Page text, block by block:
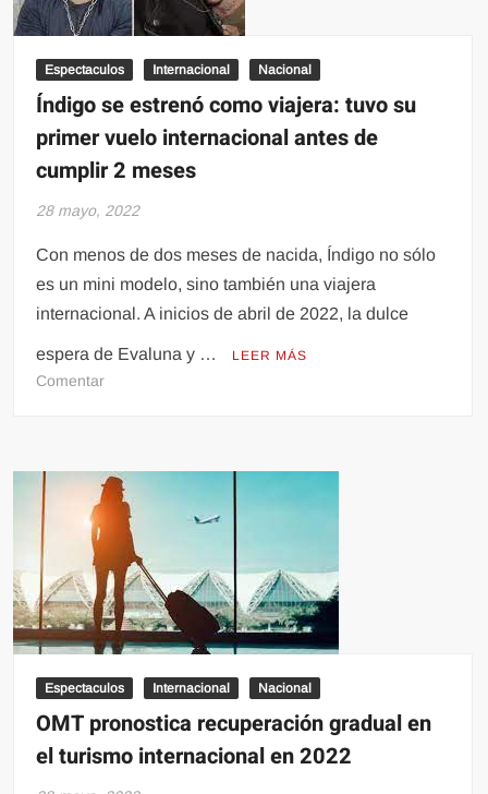
seguridad
en
los
Espectaculos Internacional Nacional
Índigo se estrenó como viajera: tuvo su
primer vuelo internacional antes de
cumplir 2 meses
28 mayo, 2022
Con menos de dos meses de nacida, Índigo no sólo
es un mini modelo, sino también una viajera
internacional. A inicios de abril de 2022, la dulce
espera de Evaluna y … LEER MÁS
Comentaren
como
viajera:
tuvo
su
primer
vuelo
internacional
antes
de
2
meses
Espectaculos Internacional Nacional
OMT pronostica recuperación gradual en
el turismo internacional en 2022